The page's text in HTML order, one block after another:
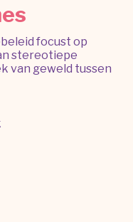
focust op
stereotiepe
van geweld tussen